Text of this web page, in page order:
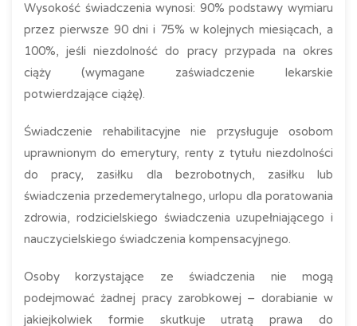
Wysokość świadczenia wynosi: 90% podstawy wymiaru
przez pierwsze 90 dni i 75% w kolejnych miesiącach, a
100%, jeśli niezdolność do pracy przypada na okres
ciąży (wymagane zaświadczenie lekarskie
potwierdzające ciążę).
Świadczenie rehabilitacyjne nie przysługuje osobom
uprawnionym do emerytury, renty z tytułu niezdolności
do pracy, zasiłku dla bezrobotnych, zasiłku lub
świadczenia przedemerytalnego, urlopu dla poratowania
zdrowia, rodzicielskiego świadczenia uzupełniającego i
nauczycielskiego świadczenia kompensacyjnego.
Osoby korzystające ze świadczenia nie mogą
podejmować żadnej pracy zarobkowej – dorabianie w
jakiejkolwiek formie skutkuje utratą prawa do